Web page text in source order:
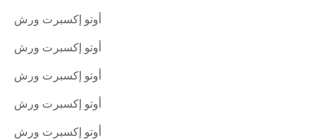
أوتو إكسبرت ورش
أوتو إكسبرت ورش
أوتو إكسبرت ورش
أوتو إكسبرت ورش
أوتو إكسبرت ورش